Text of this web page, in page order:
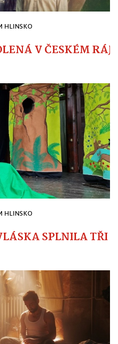
HLINSKO
V ČESKÉM RÁJI
HLINSKO
SPLNILA